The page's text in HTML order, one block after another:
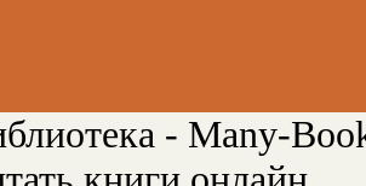
- Many-